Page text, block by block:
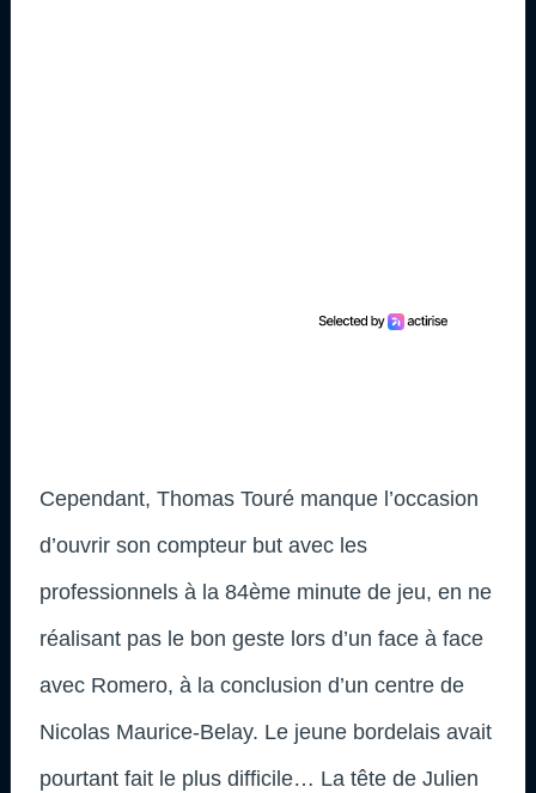
Cependant, Thomas Touré manque l’occasion
d’ouvrir son compteur but avec les
professionnels à la 84ème minute de jeu, en ne
réalisant pas le bon geste lors d’un face à face
avec Romero, à la conclusion d’un centre de
Nicolas Maurice-Belay. Le jeune bordelais avait
pourtant fait le plus difficile… La tête de Julien